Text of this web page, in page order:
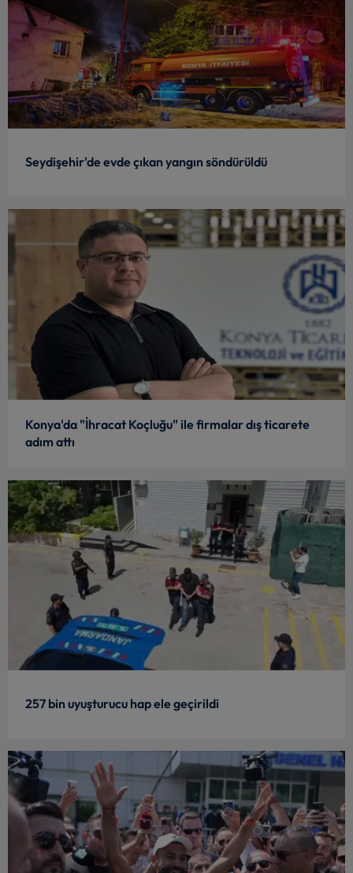
Seydişehir'de evde çıkan yangın söndürüldü
Konya'da "İhracat Koçluğu" ile firmalar dış ticarete
adım attı
257 bin uyuşturucu hap ele geçirildi